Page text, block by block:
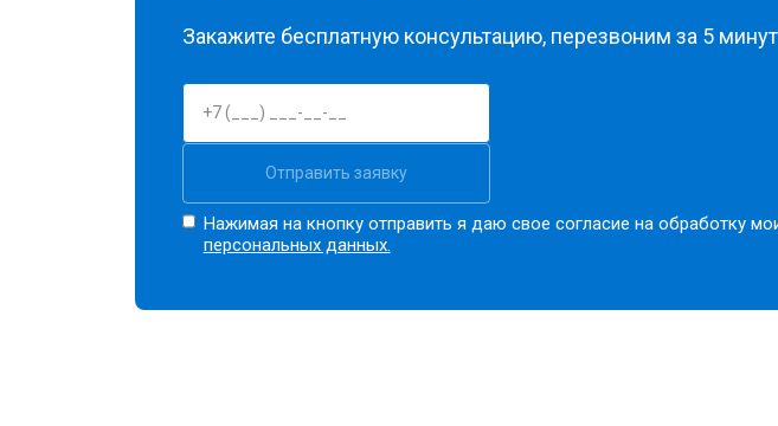
Закажите бесплатную консультацию, перезвоним за 5 минут
Отправить заявку
Нажимая на кнопку отправить я даю свое согласие на обработку
персональных данных.